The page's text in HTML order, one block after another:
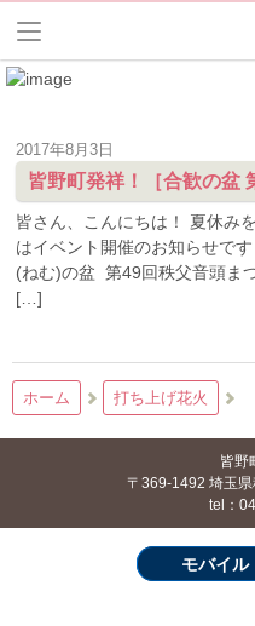
2017年8月3日
皆野町発祥！［合歓の盆
皆さん、こんにちは！ 夏休
はイベント開催のお知らせで
(ねむ)の盆 第49回秩父音頭ま
[…]
ホーム 打ち上げ花火
皆野
〒369-1492 埼玉
tel：
モバイル